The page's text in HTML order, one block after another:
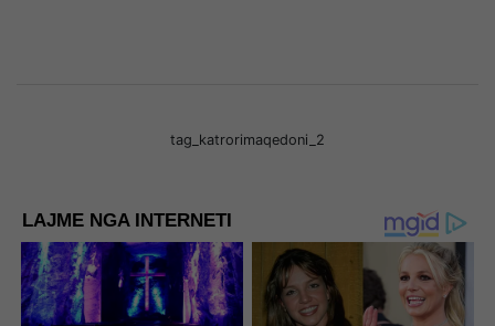
tag_katrorimaqedoni_2
LAJME NGA INTERNETI